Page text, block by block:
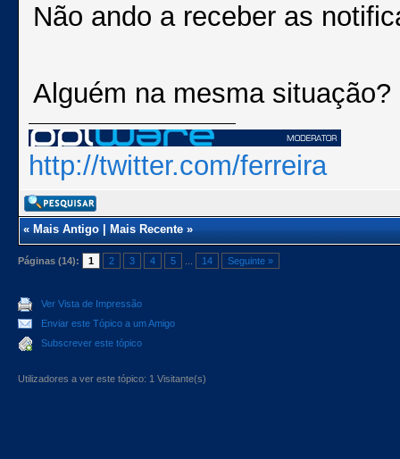
Não ando a receber as
Alguém na mesma situação?
http://twitter.com/ferreira
«Mais Antigo|Mais Recente»
Páginas (14): 1 2 3 4 5 14 Seguinte »
Ver Vista de Impressão
Enviar este Tópico a um Amigo
Subscrever este tópico
Utilizadores a ver este tópico: 1 Visitante(s)